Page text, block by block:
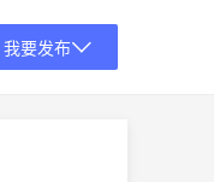
我要发布